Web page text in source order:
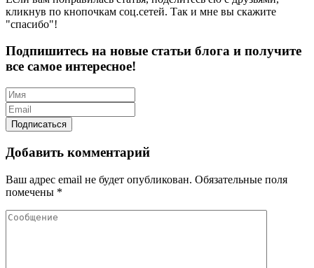
кликнув по кнопочкам соц.сетей. Так и мне вы скажите
"спасибо"!
Подпишитесь на новые статьи блога и получите
все самое интересное!
Добавить комментарий
Ваш адрес email не будет опубликован. Обязательные поля
помечены *